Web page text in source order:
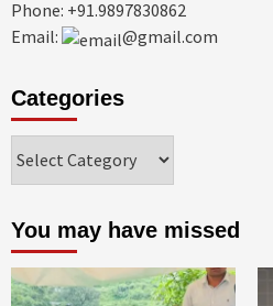
Phone: +91.9897830862
Email:
@gmail.com
Categories
You may have missed